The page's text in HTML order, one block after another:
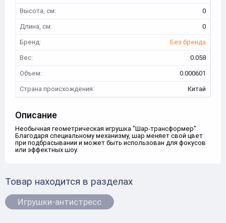
Высота, см:
0
Длина, см:
0
Бренд:
Без бренда
Вес:
0.058
Объем:
0.000601
Страна происхождения:
Китай
Описание
Необычная геометрическая игрушка "Шар-трансформер".
Благодаря специальному механизму, шар меняет свой цвет
при подбрасывании и может быть использован для фокусов
или эффектных шоу.
Товар находится в разделах
Игрушки-антистресс